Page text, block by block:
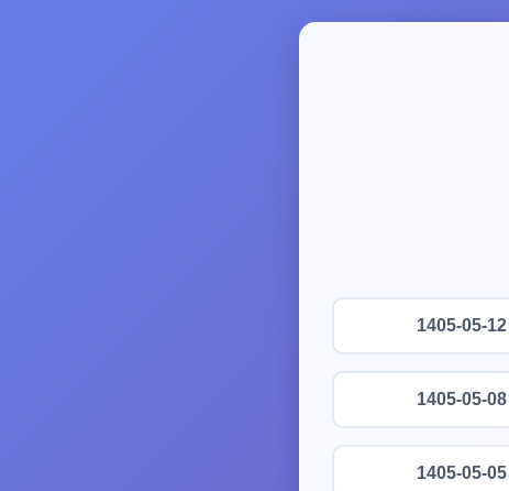
1405-05-12
1405-05-08
1405-05-05